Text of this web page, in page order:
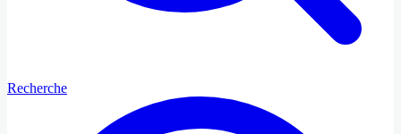
Recherche